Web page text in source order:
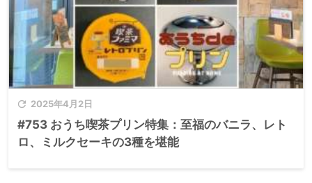
 2025年4月2日
#753 おうち喫茶プリン特集：至福のバニラ、レト
ロ、ミルクセーキの3種を堪能